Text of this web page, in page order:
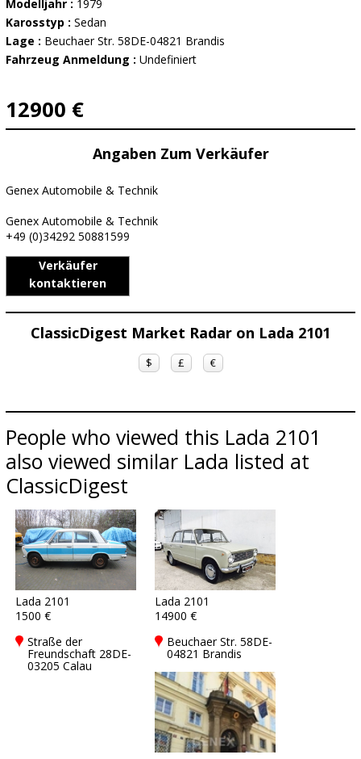
Modelljahr : 1979
Karosstyp : Sedan
Lage : Beuchaer Str. 58DE-04821 Brandis
Fahrzeug Anmeldung : Undefiniert
12900 €
Angaben Zum Verkäufer
Genex Automobile & Technik
Genex Automobile & Technik
+49 (0)34292 50881599
Verkäufer
kontaktieren
ClassicDigest Market Radar on Lada 2101
$ £ €
People who viewed this Lada 2101
also viewed similar Lada listed at
ClassicDigest
Lada 2101
1500 €
Straße der
Freundschaft 28DE-
03205 Calau
Lada 2101
14900 €
Beuchaer Str. 58DE-
04821 Brandis